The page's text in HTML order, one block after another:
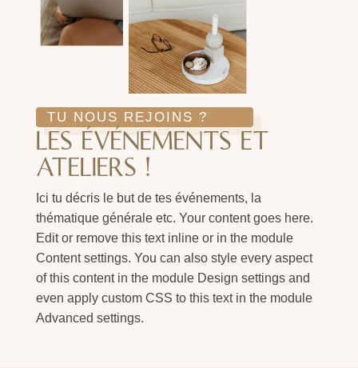
TU NOUS REJOINS ?
LES ÉVÉNEMENTS ET
ATELIERS !
Ici tu décris le but de tes événements, la
thématique générale etc. Your content goes here.
Edit or remove this text inline or in the module
Content settings. You can also style every aspect
of this content in the module Design settings and
even apply custom CSS to this text in the module
Advanced settings.